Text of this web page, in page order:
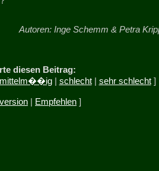
Autoren: Inge Schemm & Petra
diesen Beitrag:
mittelm��ig| schlecht| sehr schlecht]
| Empfehlen ]